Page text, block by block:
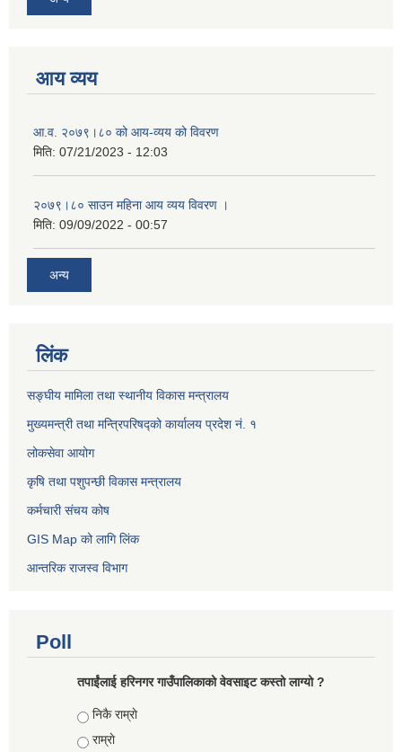
आय व्यय
आ.व. २०७९।८० को आय-व्यय को विवरण
मिति: 07/21/2023 - 12:03
२०७९।८० साउन महिना आय व्यय विवरण ।
मिति: 09/09/2022 - 00:57
अन्य
लिंक
सङ्घीय मामिला तथा स्थानीय विकास मन्त्रालय
मुख्यमन्त्री तथा मन्त्रिपरिषद्को कार्यालय प्रदेश नं. १
लोकसेवा आयोग ​​​​
कृषि तथा पशुपन्छी विकास मन्त्रालय
कर्मचारी संचय कोष
GIS Map को लागि लिंक
आन्तरिक राजस्व विभाग
Poll
तपाईंलाई हरिनगर गाउँपालिकाको वेवसाइट कस्तो लाग्यो ?
Choices
निकै राम्राे
राम्राे